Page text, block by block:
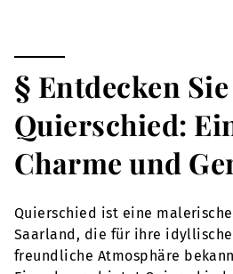
§ Entdecken Sie
Quierschied:
Charme und
Quierschied ist eine
Saarland, die für ihre
freundliche Atmosphäre